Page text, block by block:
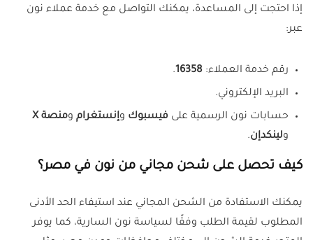
إذا احتجت إلى المساعدة، يمكنك التواصل مع خدمة عملاء نون
عبر:
رقم خدمة العملاء: 16358
.
البريد الإلكتروني.
حسابات نون الرسمية على فيسبوك وإنستغرام ومنصة X
ولينكدإن.
كيف تحصل على شحن مجاني من نون في مصر؟
يمكنك الاستفادة من الشحن المجاني عند استيفاء الحد الأدنى
المطلوب لقيمة الطلب وفقًا لسياسة نون السارية، كما يوفر